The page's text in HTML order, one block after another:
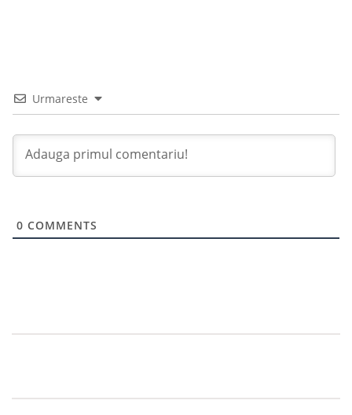
Urmareste
0 COMMENTS